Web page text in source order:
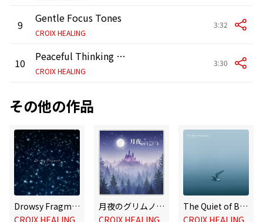
9 Gentle Focus Tones
CROIX HEALING
3:32
10 Peaceful Thinking Space
CROIX HEALING
3:30
その他の作品
Drowsy Fragments
CROIX HEALING
月夜のグリムノート
CROIX HEALING
The Quiet of Becoming
CROIX HEALING